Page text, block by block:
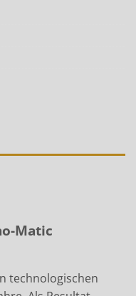
Matic
technologischen